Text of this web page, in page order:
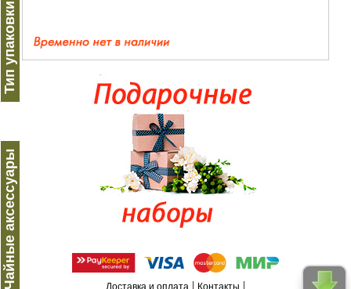
Тип упаковки
Чайные аксессуары